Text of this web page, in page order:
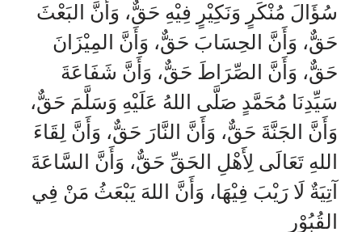
سُؤَالَ مُنْكَرٍ وَنَكِيْرٍ فِيْهِ حَقٌّ، وَأَنَّ البَعْثَ
حَقٌّ، وَأَنَّ الحِسَابَ حَقٌّ، وَأَنَّ المِيْزَانَ
حَقٌّ، وَأَنَّ الصِّرَاطَ حَقٌّ، وَأَنَّ شَفَاعَةَ
سَيِّدِنَا مُحَمَّدٍ صَلَّى اللهُ عَلَيْهِ وَسَلَّمَ حَقٌّ،
وَأَنَّ الجَنَّةَ حَقٌّ، وَأَنَّ النَّارَ حَقٌّ، وَأَنَّ لِقَاءَ
اللهِ تَعَالَى لِأَهْلِ الحَقِّ حَقٌّ، وَأَنَّ السَّاعَةَ
آتِيَةٌ لَا رَيْبَ فِيْهَا، وَأَنَّ اللهَ يَبْعَثُ مَنْ فِي
القُبُوْرِ